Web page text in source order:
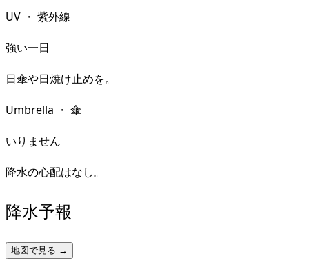
UV ・ 紫外線
強い一日
日傘や日焼け止めを。
Umbrella ・ 傘
いりません
降水の心配はなし。
降水予報
地図で見る →